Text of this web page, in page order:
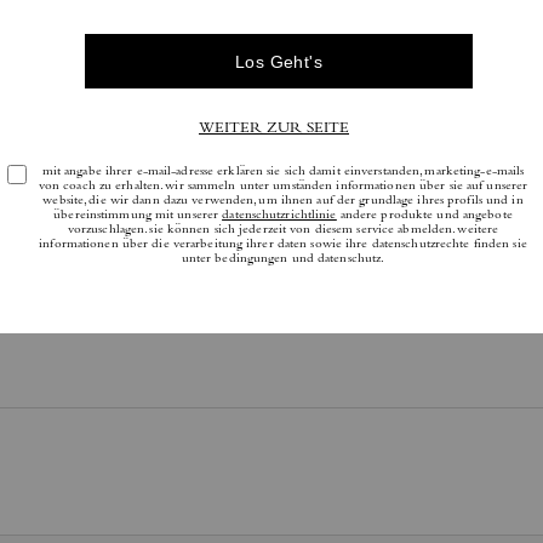
Es gibt noch keine Reviews.